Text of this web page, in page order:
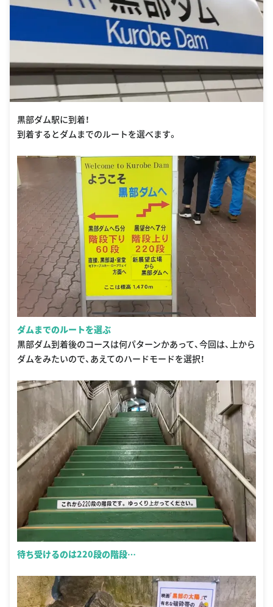
黒部ダム駅に到着！
到着するとダムまでのルートを選べます。
ダムまでのルートを選ぶ
黒部ダム到着後のコースは何パターンかあって、今回は、上から
ダムをみたいので、あえてのハードモードを選択！
待ち受けるのは220段の階段…